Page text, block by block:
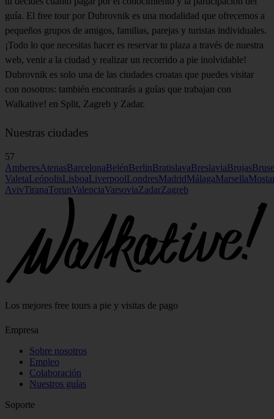
guía. El free tour por Dubrovnik es una modalidad que ofrecemos a
pequeños grupos de amigos, familias, parejas y turistas individuales.
¡Todo lo que necesitas hacer es reservar tu plaza a través de nuestra
web, venir a la ciudad y realizar un recorrido a pie inolvidable!
Dubrovnik es solo una de las ciudades croatas que puedes visitar
con nosotros: también encontrarás a guías que trabajan con
Walkative! en Split, Zagreb y Zadar.
Nuestras ciudades
57
AmberesAtenasBarcelonaBelénBerlinBratislavaBreslaviaBrujas
ValetaLeópolisLisboaLiverpoolLondresMadridMálagaMarsella
AvivTiranaTorunValenciaVarsoviaZadarZagreb
Los mejores free tours a pie y visitas de pago
Empresa
Sobre nosotros
Empleo
Colaboración
Nuestros guías
Soporte